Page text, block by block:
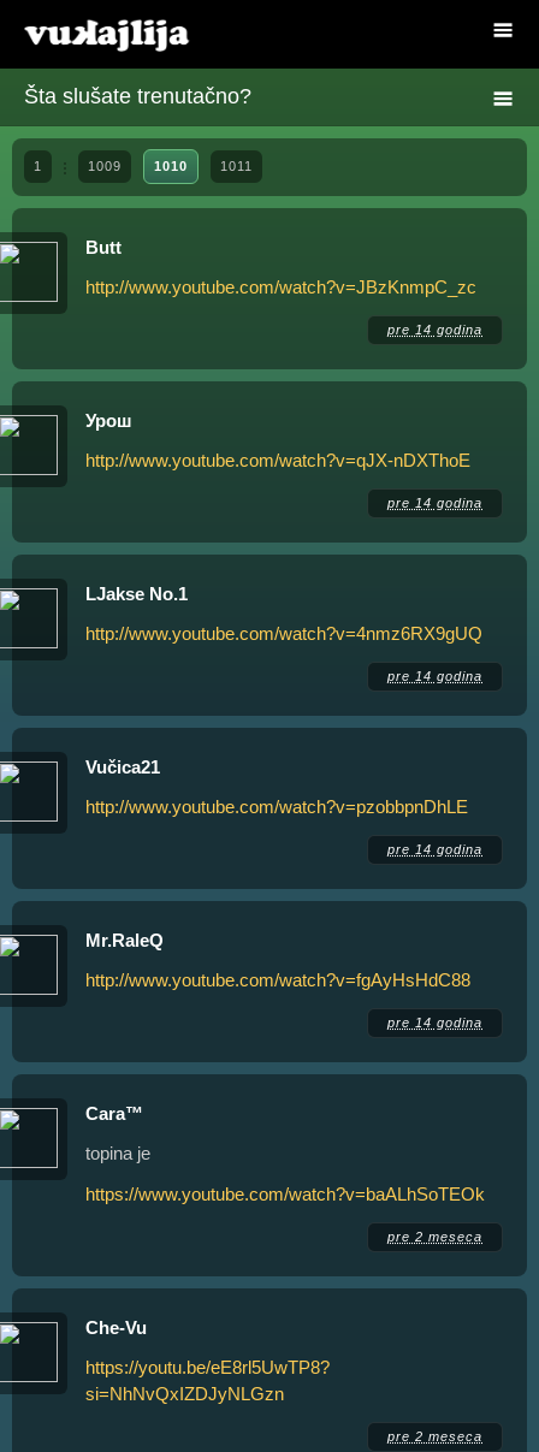
Šta slušate trenutačno?
1 1009 1010 1011
Butt
http://www.youtube.com/watch?v=JBzKnmpC_zc
pre 14 godina
Урош
http://www.youtube.com/watch?v=qJX-nDXThoE
pre 14 godina
LJakse No.1
http://www.youtube.com/watch?v=4nmz6RX9gUQ
pre 14 godina
Vučica21
http://www.youtube.com/watch?v=pzobbpnDhLE
pre 14 godina
Mr.RaleQ
http://www.youtube.com/watch?v=fgAyHsHdC88
pre 14 godina
Cara™
topina je
https://www.youtube.com/watch?v=baALhSoTEOk
pre 2 meseca
Che-Vu
https://youtu.be/eE8rl5UwTP8?
si=NhNvQxIZDJyNLGzn
pre 2 meseca